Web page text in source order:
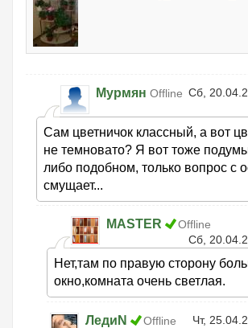
Мурмян Offline Сб,
Сам цветничок классный, а вот
не темновато? Я вот тоже
либо подобном, только вопрос с
смущает...
MASTER
Offline
Сб,
Нет,там по правую сторону
окно,комната очень светлая.
ЛедиN Offline Чт,